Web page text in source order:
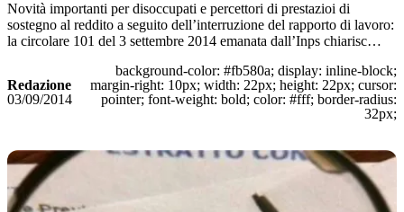
Novità importanti per disoccupati e percettori di prestazioi di
sostegno al reddito a seguito dell’interruzione del rapporto di lavoro:
la circolare 101 del 3 settembre 2014 emanata dall’Inps chiarisc…
Redazione
03/09/2014
background-color: #fb580a; display: inline-block;
margin-right: 10px; width: 22px; height: 22px; cursor:
pointer; font-weight: bold; color: #fff; border-radius:
32px;